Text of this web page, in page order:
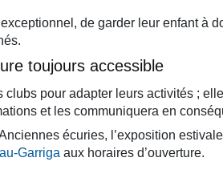
de garder leur enfant à
toujours accessible
clubs pour adapter leurs activités ;
et les communiquera en
écuries, l’exposition
Garriga aux horaires d’ouverture.